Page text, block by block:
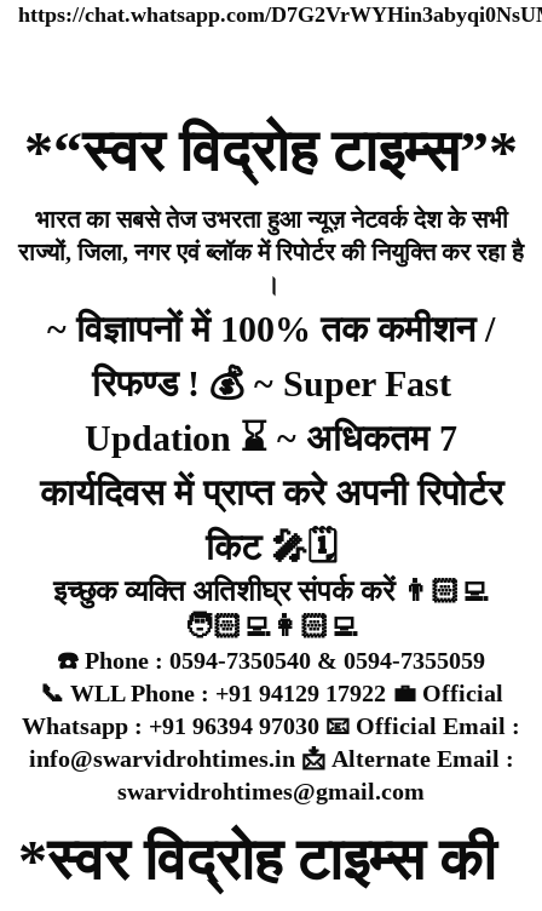
https://chat.whatsapp.com/
*“स्वर विद्रोह टाइम्स”*
भारत का सबसे तेज उभरता हुआ न्यूज़ नेटवर्क देश के सभी
राज्यों, जिला, नगर एवं ब्लॉक में रिपोर्टर की नियुक्ति कर रहा है
।
~ विज्ञापनों में 100% तक कमीशन /
रिफण्ड ! 💰 ~ Super Fast
Updation ⌛ ~ अधिकतम 7
कार्यदिवस में प्राप्त करे अपनी रिपोर्टर
किट 🎤🗓️
इच्छुक व्यक्ति अतिशीघ्र संपर्क करें 👨🏻‍💻
🧑🏻‍💻👩🏻‍💻
☎️ Phone : 0594-7350540 & 0594-7355059
📞 WLL Phone : +91 94129 17922 💼 Official
Whatsapp : +91 96394 97030 📧 Official Email :
info@swarvidrohtimes.in 📩 Alternate Email :
swarvidrohtimes@gmail.com
*स्वर विद्रोह टाइम्स की